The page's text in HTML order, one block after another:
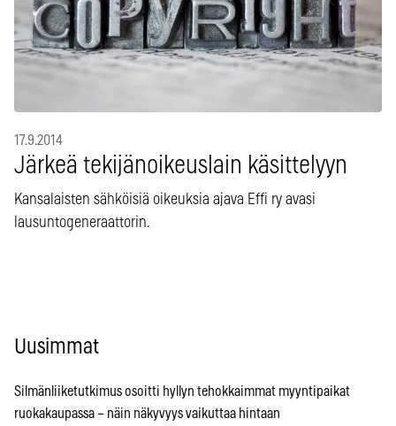
17.9.2014
Järkeä tekijänoikeuslain käsittelyyn
Kansalaisten sähköisiä oikeuksia ajava Effi ry avasi
lausuntogeneraattorin.
Uusimmat
Silmänliiketutkimus osoitti hyllyn tehokkaimmat myyntipaikat
ruokakaupassa – näin näkyvyys vaikuttaa hintaan